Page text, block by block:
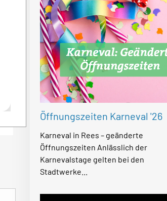
Öffnungszeiten Karneval '26
Karneval in Rees – geänderte
Öffnungszeiten Anlässlich der
Karnevalstage gelten bei den
Stadtwerke...